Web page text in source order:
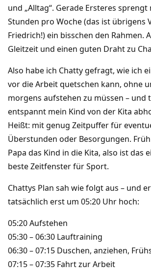
und „Alltag“. Gerade Ersteres
Stunden pro Woche (das ist übrigens
Friedrich!) ein bisschen den Rahmen.
Gleitzeit und einen guten Draht zu
Also habe ich Chatty gefragt, wie ich
vor die Arbeit quetschen kann, ohne
morgens aufstehen zu müssen – und
entspannt mein Kind von der Kita
Heißt: mit genug Zeitpuffer für
Überstunden oder Besorgungen.
Papa das Kind in die Kita, also ist das
beste Zeitfenster für Sport.
Chattys Plan sah wie folgt aus – und
tatsächlich erst um 05:20 Uhr hoch:
05:20 Aufstehen
05:30 – 06:30 Lauftraining
06:30 – 07:15 Duschen, anziehen,
07:15 – 07:35 Fahrt zur Arbeit